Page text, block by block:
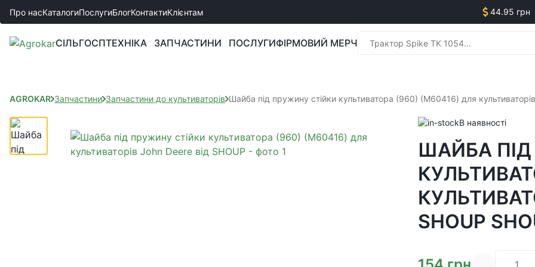
Про насКаталогиПослугиБлогКонтактиКлієнтам 44.95 грн
СІЛЬГОСПТЕХНІКА ЗАПЧАСТИНИ ПОСЛУГИФІРМОВИЙ МЕРЧ
AGROKAR Запчастини Запчастини до культиваторів Шайба під пружину стійки культиватора (960) (M60416) для
В наявності
ШАЙБА
SHOUP